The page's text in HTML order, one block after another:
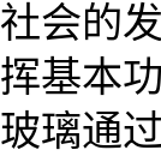
会的
基本
璃通